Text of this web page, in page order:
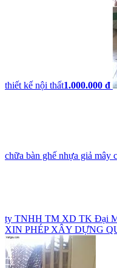
thiết kế nội thất1.000.000 đ
chữa bàn ghế nhựa giả mây
ty TNHH TM XD TK Đại
XIN PHÉP XÂY DỰNG